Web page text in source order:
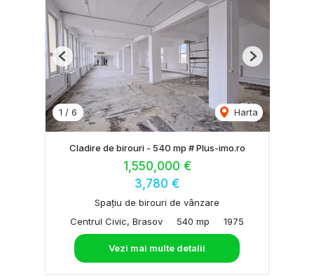
1 / 6 Harta
Previous Next
Cladire de birouri - 540 mp # Plus-imo.ro
1,550,000 €
3,780 €
Spațiu de birouri de vânzare
Centrul Civic, Brasov
540 mp 1975
Vezi mai multe detalii